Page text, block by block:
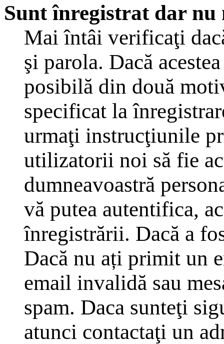
Sunt înregistrat dar
Mai întâi verificaţi
şi parola. Dacă
posibilă din două
specificat la
urmaţi instrucţiunile
utilizatorii noi să fie
dumneavoastră
vă putea autentifica,
înregistrării. Dacă a
Dacă nu ați primit un
email invalidă sau
spam. Daca sunteţi
atunci contactaţi un